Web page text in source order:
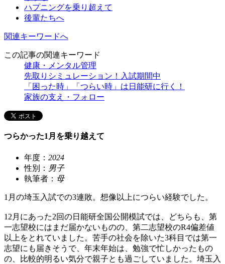
ハプニングを乗り超えて
後輩たちへ
関連キーワードへ
この記事の関連キーワード
健康・メンタル管理
先取りシミュレーション！入試期間中
「困った時」「つらい時」は日能研に行く！
家族の支え・フォロー
つらかった1月を乗り越えて
年度： 2024
性別： 男子
執筆者： 母
1月の埼玉入試での3連敗。想像以上につらい経験でした。
12月にあった2回の日能研全国公開模試では、どちらも、第
一志望校にはまだ届かないものの、第二志望校のR4偏差値
以上をとれていました。苦手の社会を除いた3科目では第一
志望にも届きそうで、年末年始は、勉強で忙しかったもの
の、比較的明るい気分で親子とも過ごしていました。埼玉入